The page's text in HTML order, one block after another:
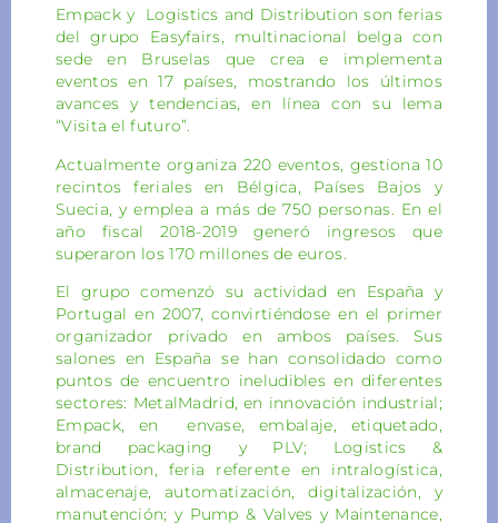
Empack y Logistics and Distribution son ferias
del grupo Easyfairs, multinacional belga con
sede en Bruselas que crea e implementa
eventos en 17 países, mostrando los últimos
avances y tendencias, en línea con su lema
“Visita el futuro”.
Actualmente organiza 220 eventos, gestiona 10
recintos feriales en Bélgica, Países Bajos y
Suecia, y emplea a más de 750 personas. En el
año fiscal 2018-2019 generó ingresos que
superaron los 170 millones de euros.
El grupo comenzó su actividad en España y
Portugal en 2007, convirtiéndose en el primer
organizador privado en ambos países. Sus
salones en España se han consolidado como
puntos de encuentro ineludibles en diferentes
sectores: MetalMadrid, en innovación industrial;
Empack, en envase, embalaje, etiquetado,
brand packaging y PLV; Logistics &
Distribution, feria referente en intralogística,
almacenaje, automatización, digitalización, y
manutención; y Pump & Valves y Maintenance,